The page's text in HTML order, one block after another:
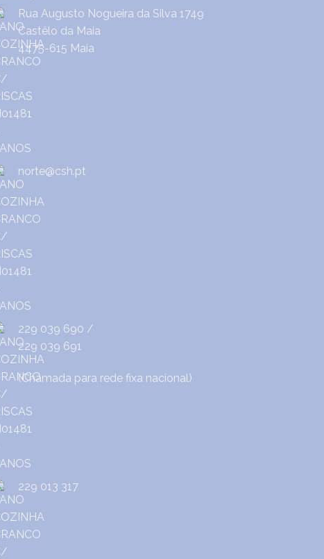
Rua Augusto Nogueira da Silva 1749
Castêlo da Maia
4475-615 Maia
norte@csh.pt
229 039 690 /
229 039 691
(Chamada para rede fixa nacional)
229 013 317